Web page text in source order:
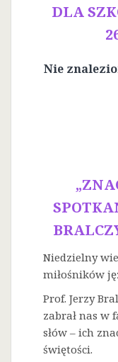
DLA
Nie
Niedzielny
miłośników
Prof. Jerzy
zabrał nas w
słów – ich
świętości.